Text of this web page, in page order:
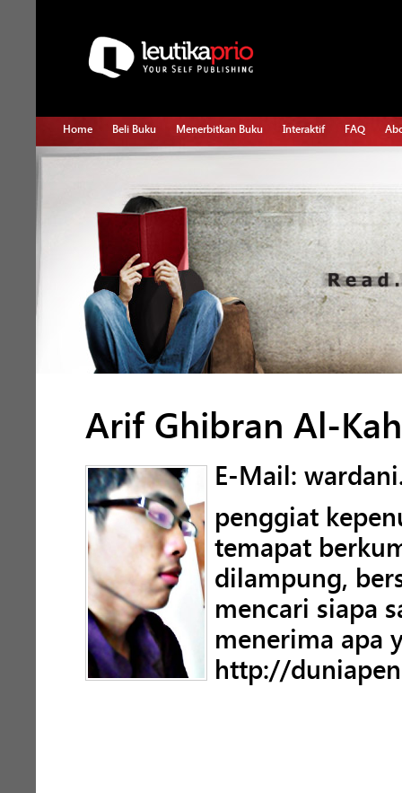
Home Beli Buku Menerbitkan Buku Interaktif FAQ
Arif Ghibran Al-
E-Mail:
penggiat
temapat
dilampung,
mencari siapa
menerima apa
http://